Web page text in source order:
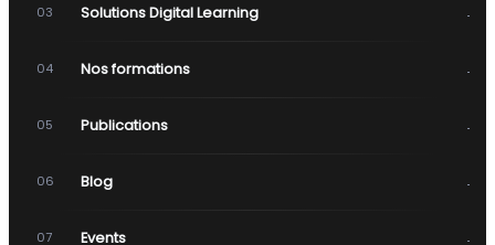
03 Solutions Digital Learning →
04 Nos formations →
05 Publications →
06 Blog →
07 Events →